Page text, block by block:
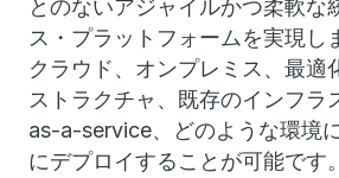
とのないアジャイルかつ柔軟な
ス・プラットフォームを実現し
クラウド、オンプレミス、最適
ストラクチャ、既存のインフラ
as-a-service、どのような環境
にデプロイすることが可能です。